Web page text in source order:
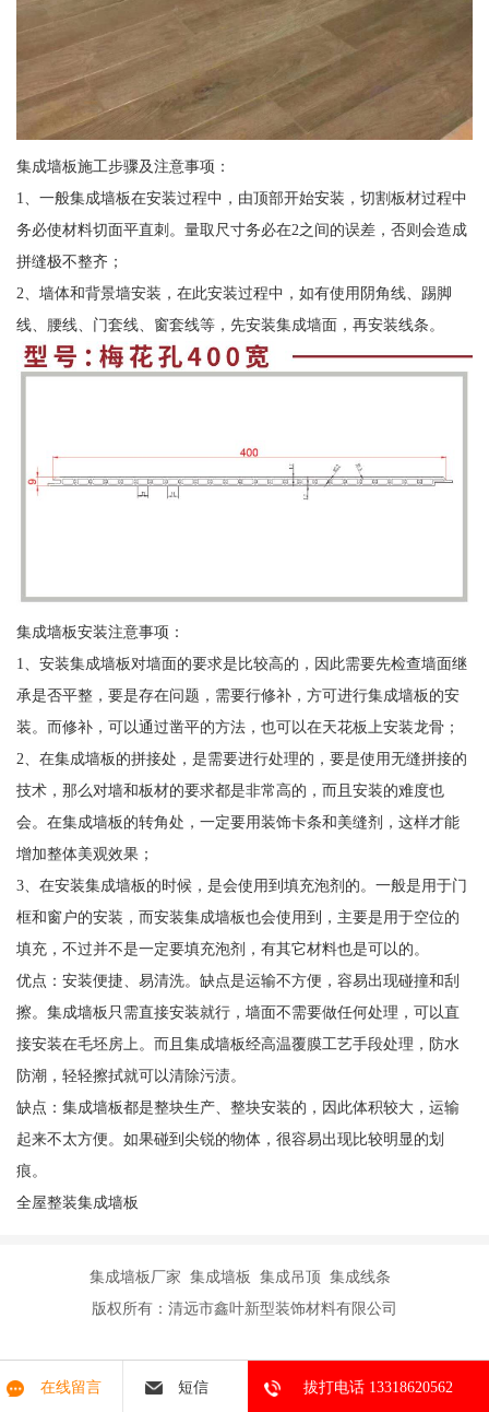
集成墙板施工步骤及注意事项：
1、一般集成墙板在安装过程中，由顶部开始安装，切割板材过程中
务必使材料切面平直刺。量取尺寸务必在2之间的误差，否则会造成
拼缝极不整齐；
2、墙体和背景墙安装，在此安装过程中，如有使用阴角线、踢脚
线、腰线、门套线、窗套线等，先安装集成墙面，再安装线条。
集成墙板安装注意事项：
1、安装集成墙板对墙面的要求是比较高的，因此需要先检查墙面继
承是否平整，要是存在问题，需要行修补，方可进行集成墙板的安
装。而修补，可以通过凿平的方法，也可以在天花板上安装龙骨；
2、在集成墙板的拼接处，是需要进行处理的，要是使用无缝拼接的
技术，那么对墙和板材的要求都是非常高的，而且安装的难度也
会。在集成墙板的转角处，一定要用装饰卡条和美缝剂，这样才能
增加整体美观效果；
3、在安装集成墙板的时候，是会使用到填充泡剂的。一般是用于门
框和窗户的安装，而安装集成墙板也会使用到，主要是用于空位的
填充，不过并不是一定要填充泡剂，有其它材料也是可以的。
优点：安装便捷、易清洗。缺点是运输不方便，容易出现碰撞和刮
擦。集成墙板只需直接安装就行，墙面不需要做任何处理，可以直
接安装在毛坯房上。而且集成墙板经高温覆膜工艺手段处理，防水
防潮，轻轻擦拭就可以清除污渍。
缺点：集成墙板都是整块生产、整块安装的，因此体积较大，运输
起来不太方便。如果碰到尖锐的物体，很容易出现比较明显的划
痕。
全屋整装集成墙板
集成墙板厂家 集成墙板 集成吊顶 集成线条
版权所有：清远市鑫叶新型装饰材料有限公司
在线留言 短信 拔打电话 13318620562